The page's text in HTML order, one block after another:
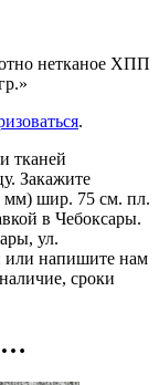
нетканое ХПП
.
тканей
Закажите
мм) шир. 75 см. пл.
в Чебоксары.
ул.
или напишите нам
сроки